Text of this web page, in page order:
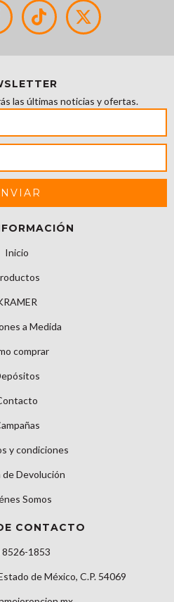
las últimas noticias y ofertas.
Inicio
a Medida
comprar
y condiciones
de Devolución
Somos
CONTACTO
8526-1853
de México, C.P. 54069